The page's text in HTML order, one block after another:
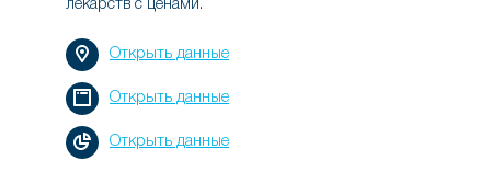
лекарств с ценами.
Открыть данные
Открыть данные
Открыть данные